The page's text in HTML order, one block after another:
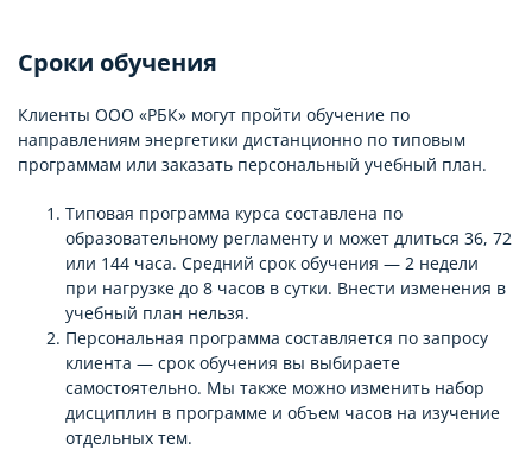
Сроки обучения
Клиенты ООО «РБК» могут пройти обучение по
направлениям энергетики дистанционно по типовым
программам или заказать персональный учебный план.
Типовая программа курса составлена по
образовательному регламенту и может длиться 36, 72
или 144 часа. Средний срок обучения — 2 недели
при нагрузке до 8 часов в сутки. Внести изменения в
учебный план нельзя.
Персональная программа составляется по запросу
клиента — срок обучения вы выбираете
самостоятельно. Мы также можно изменить набор
дисциплин в программе и объем часов на изучение
отдельных тем.